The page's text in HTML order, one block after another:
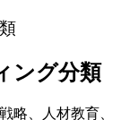
ング分類
略、人材教育、